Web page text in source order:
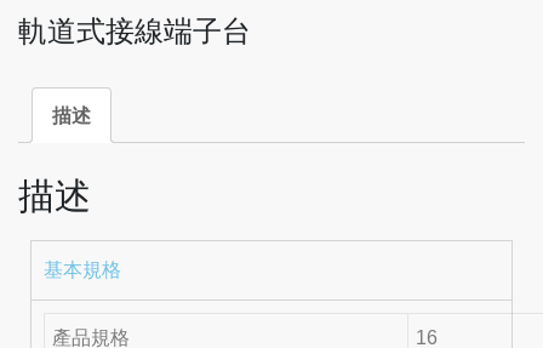
軌道式接線端子台
描述
描述
基本規格
產品規格 16